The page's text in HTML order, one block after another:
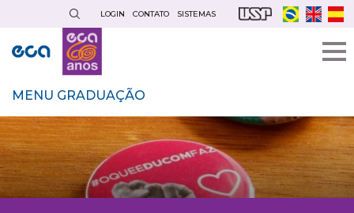
conteúdo
LOGIN CONTATO SISTEMAS
MENU GRADUAÇÃO